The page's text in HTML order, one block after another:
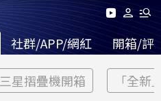
社群/APP/網紅 開箱/評
三星摺疊機開箱 「全新